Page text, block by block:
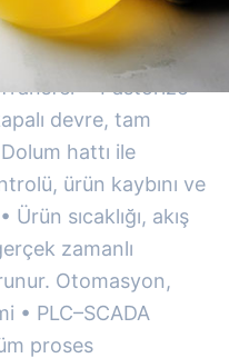
• Pastörize
devre, tam
hattı ile
ürün kaybını ve
sıcaklığı, akış
zamanlı
Otomasyon,
• PLC–SCADA
proses